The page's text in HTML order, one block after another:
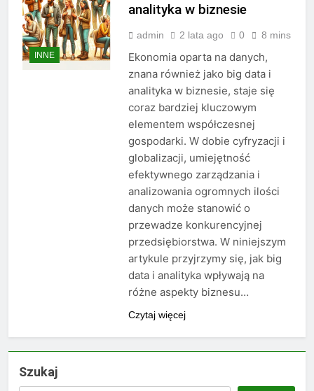
INNE
analityka w biznesie
admin 2 lata ago 0 8 mins
Ekonomia oparta na danych,
znana również jako big data i
analityka w biznesie, staje się
coraz bardziej kluczowym
elementem współczesnej
gospodarki. W dobie cyfryzacji i
globalizacji, umiejętność
efektywnego zarządzania i
analizowania ogromnych ilości
danych może stanowić o
przewadze konkurencyjnej
przedsiębiorstwa. W niniejszym
artykule przyjrzymy się, jak big
data i analityka wpływają na
różne aspekty biznesu…
Czytaj więcej
Szukaj